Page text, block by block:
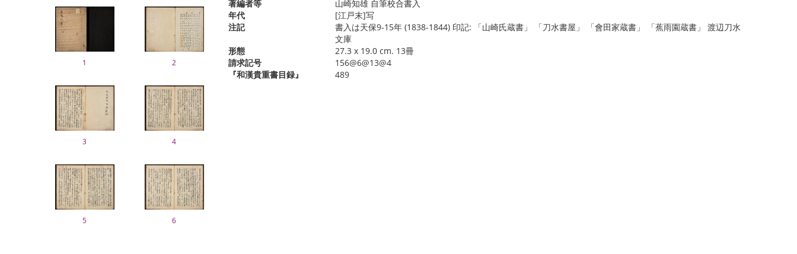
1 2
3 4
5 6
著編者等
山崎知雄 自筆校合書入
年代
[江戸末]写
注記
書入は天保9-15年 (1838-1844) 印記: 「山崎氏蔵書」 「刀水書屋」 「會田家蔵書」 「蕉雨園蔵書」 渡辺刀水
文庫
形態
27.3 x 19.0 cm. 13冊
請求記号
156@6@13@4
『和漢貴重書目録』
489